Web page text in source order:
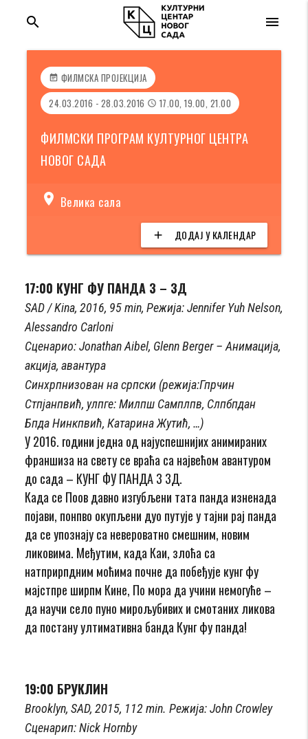
menu
search
event_note ФИЛМСКА ПРОЈЕКЦИЈА
24.03.2016 - 28.03.2016 access_time 17.00, 19.00, 21.00
ФИЛМСКИ ПРОГРАМ КУЛТУРНОГ ЦЕНТРА
НОВОГ САДА
location_on Велика сала
add ДОДАЈ У КАЛЕНДАР
17:00 КУНГ ФУ ПАНДА 3 – 3Д
SAD / Kina, 2016, 95 min, Режија: Jennifer Yuh Nelson,
Alessandro Carloni
Сценарио: Jonathan Aibel, Glenn Berger – Анимација,
акција, авантура
Синхрпнизован на српски (режија:Гпрчин
Стпјанпвић, улпге: Милпш Самплпв, Слпбпдан
Бпда Нинкпвић, Катарина Жутић, …)
У 2016. години једна од најуспешнијих анимираних
франшиза на свету се враћа са највећом авантуром
до сада – КУНГ ФУ ПАНДА 3 3Д.
Када се Поов давно изгубљени тата панда изненада
појави, понпво окупљени дуо путује у тајни рај панда
да се упознају са невероватно смешним, новим
ликовима. Међутим, када Каи, злоћа са
натприрпдним моћима почне да побеђује кунг фу
мајстпре ширпм Кине, По мора да учини немогуће –
да научи село пуно мирољубивих и смотаних ликова
да постану ултимативна банда Кунг фу панда!
19:00 БРУКЛИН
Brooklyn, SAD, 2015, 112 min. Режија: Јohn Crowley
Сценарип: Nick Hornby